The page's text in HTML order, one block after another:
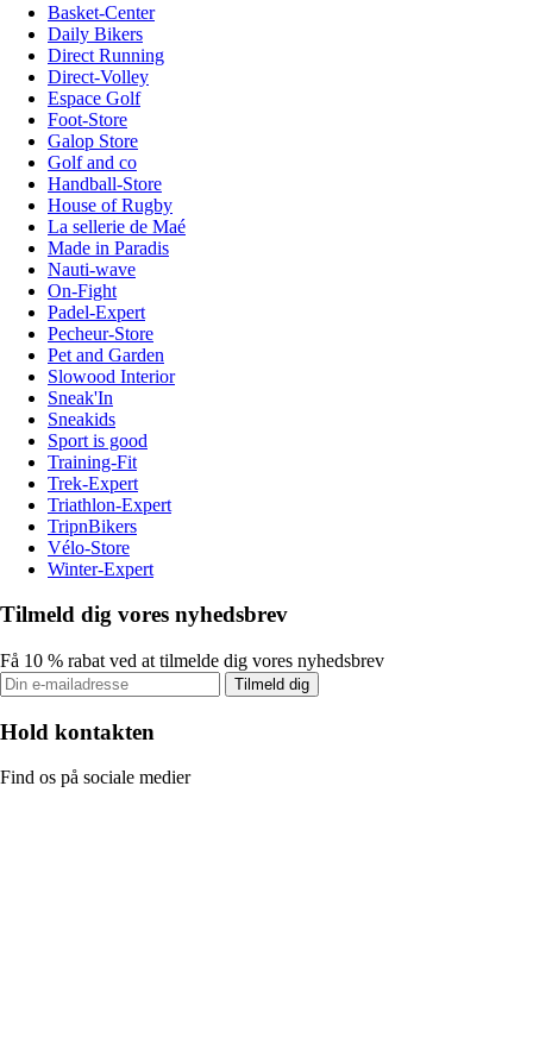
Basket-Center
Daily Bikers
Direct Running
Direct-Volley
Espace Golf
Foot-Store
Galop Store
Golf and co
Handball-Store
House of Rugby
La sellerie de Maé
Made in Paradis
Nauti-wave
On-Fight
Padel-Expert
Pecheur-Store
Pet and Garden
Slowood Interior
Sneak'In
Sneakids
Sport is good
Training-Fit
Trek-Expert
Triathlon-Expert
TripnBikers
Vélo-Store
Winter-Expert
Tilmeld dig vores nyhedsbrev
Få 10 % rabat ved at tilmelde dig vores nyhedsbrev
Tilmeld dig
Hold kontakten
Find os på sociale medier